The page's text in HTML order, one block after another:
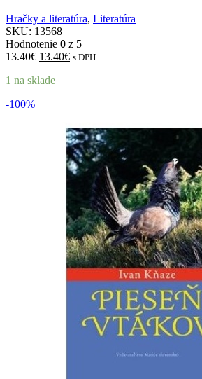
Hračky a literatúra, Literatúra
SKU: 13568
Hodnotenie 0 z 5
13.40€ 13.40€ s DPH
1 na sklade
-100%